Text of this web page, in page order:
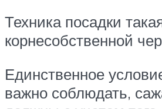
Техника посадки
корнесобственной
Единственное
важно соблюдать,